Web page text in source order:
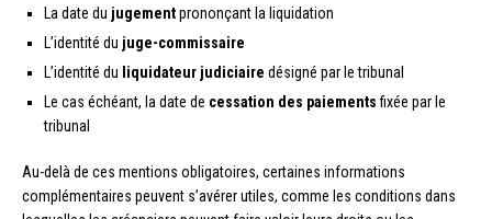
La date du jugementprononçant la liquidation
L’identité du juge-commissaire
L’identité du liquidateur judiciaire désigné par le tribunal
Le cas échéant, la date de cessation des paiementsfixée par le
tribunal
Au-delà de ces mentions obligatoires, certaines informations
complémentaires peuvent s’avérer utiles, comme les conditions dans